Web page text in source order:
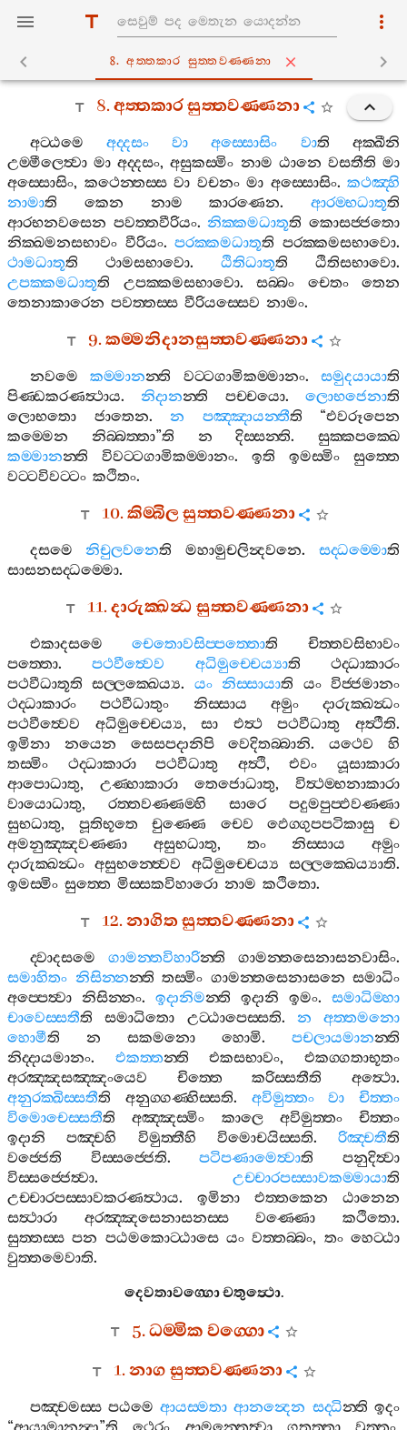
8. අත‍්තකාර සුත‍්තවණ‍්ණනා
8.අත‍්තකාරසුත‍්තවණ‍්ණනා
අට‍්ඨමෙ අද‍්දසං වා අස‍්සොසිං වාති
අක‍්ඛීනි
උම‍්මීලෙත්‍වා මා අද‍්දසං,අසුකස‍්මිං නාම ඨානෙ වසතීති මා
අස‍්සොසිං, කථෙන‍්තස‍්ස වා වචනං මා අස‍්සොසිං. කථඤ‍්හි
නාමාති කෙන නාම කාරණෙන. ආරම‍්භධාතූති
ආරභනවසෙන පවත‍්තවීරියං.නික‍්කමධාතූති කොසජ‍්ජතො
නික‍්ඛමනසභාවං වීරියං.පරක‍්කමධාතූති පරක‍්කමසභාවො.
ථාමධාතූති ථාමසභාවො. ඨිතිධාතූති ඨිතිසභාවො.
උපක‍්කමධාතූති උපක‍්කමසභාවො. සබ‍්බං චෙතං
තෙන
තෙනාකාරෙන පවත‍්තස‍්ස වීරියස‍්සෙව නාමං.
9.කම‍්මනිදානසුත‍්තවණ‍්ණනා
නවමෙ කම‍්මානන‍්ති වට‍්ටගාමිකම‍්මානං.සමුදයායාති
පිණ‍්ඩකරණත්‍ථාය.නිදානන‍්ති පච‍්චයො.ලොභජෙනාති
ලොභතො
ජාතෙන. න පඤ‍්ඤායන‍්තීති “එවරූපෙන
කම‍්මෙන
නිබ‍්බත‍්තා”ති න දිස‍්සන‍්ති. සුක‍්කපක‍්ඛෙ
කම‍්මානන‍්ති විවට‍්ටගාමිකම‍්මානං. ඉති ඉමස‍්මිං
සුත‍්තෙ
වට‍්ටවිවට‍්ටං කථිතං.
10.කිම‍්බිලසුත‍්තවණ‍්ණනා
දසමෙ නිචුලවනෙති මහාමුචලින්‍දවනෙ.සද‍්ධම‍්මොති
සාසනසද‍්ධම‍්මො.
11.දාරුක‍්ඛන්‍ධසුත‍්තවණ‍්ණනා
එකාදසමෙ චෙතොවසිප‍්පත‍්තොති
චිත‍්තවසිභාවං
පත‍්තො.පථවීත්‍වෙව අධිමුච‍්චෙය්‍යාති
ථද‍්ධාකාරං
පථවීධාතූති
සල‍්ලක‍්ඛෙය්‍ය. යං නිස‍්සායාති යං විජ‍්ජමානං
ථද‍්ධාකාරං
පථවීධාතුං නිස‍්සාය අමුං
දාරුක‍්ඛන්‍ධං
පථවීත්‍වෙව
අධිමුච‍්චෙය්‍ය,සා එත්‍ථ පථවීධාතු අත්‍ථීති.
ඉමිනා
නයෙන සෙසපදානිපි වෙදිතබ‍්බානි.යථෙව
හි
තස‍්මිං
ථද‍්ධාකාරා පථවීධාතු අත්‍ථි,එවං
යූසාකාරා
ආපොධාතු, උණ‍්හාකාරා තෙජොධාතු, විත්‍ථම‍්භනාකාරා
වායොධාතු, රත‍්තවණ‍්ණම‍්හි සාරෙ
පදුමපුප‍්ඵවණ‍්ණා
සුභධාතු, පූතිභූතෙ චුණ‍්ණෙ චෙව ඵෙග‍්ගුපපටිකාසු
ච
අමනුඤ‍්ඤවණ‍්ණා
අසුභධාතු, තං නිස‍්සාය
අමුං
දාරුක‍්ඛන්‍ධං අසුභන‍්ත්‍වෙව අධිමුච‍්චෙය්‍ය සල‍්ලක‍්ඛෙය්‍යාති.
ඉමස‍්මිං සුත‍්තෙ මිස‍්සකවිහාරො නාම කථිතො.
12.නාගිතසුත‍්තවණ‍්ණනා
ද‍්වාදසමෙ ගාමන‍්තවිහාරින‍්ති ගාමන‍්තසෙනාසනවාසිං.
සමාහිතං නිසින‍්නන‍්ති තස‍්මිං ගාමන‍්තසෙනාසනෙ සමාධිං
අප‍්පෙත්‍වා නිසින‍්නං. ඉදානිමන‍්ති ඉදානි ඉමං. සමාධිම‍්හා
චාවෙස‍්සතීති සමාධිතො උට‍්ඨාපෙස‍්සති. න
අත‍්තමනො
හොමීති න සකමනො හොමි. පචලායමානන‍්ති
නිද‍්දායමානං. එකත‍්තන‍්ති එකසභාවං,එකග‍්ගතාභූතං
අරඤ‍්ඤසඤ‍්ඤංයෙව
චිත‍්තෙ කරිස‍්සතීති අත්‍ථො.
අනුරක‍්ඛිස‍්සතීති අනුග‍්ගණ‍්හිස‍්සති. අවිමුත‍්තං වා
චිත‍්තං
විමොචෙස‍්සතීති අඤ‍්ඤස‍්මිං කාලෙ අවිමුත‍්තං
චිත‍්තං
ඉදානි
පඤ‍්චහි විමුත‍්තීහි විමොචයිස‍්සති. රිඤ‍්චතීති
වජ‍්ජෙති
විස‍්සජ‍්ජෙති.පටිපණාමෙත්‍වාති
පනුදිත්‍වා
විස‍්සජ‍්ජෙත්‍වා. උච‍්චාරපස‍්සාවකම‍්මායාති
උච‍්චාරපස‍්සාවකරණත්‍ථාය. ඉමිනා එත‍්තකෙන
ඨානෙන
සත්‍ථාරා
අරඤ‍්ඤසෙනාසනස‍්ස වණ‍්ණො කථිතො.
සුත‍්තස‍්ස පන පඨමකොට‍්ඨාසෙ යං වත‍්තබ‍්බං, තං හෙට‍්ඨා
වුත‍්තමෙවාති.
දෙවතාවග‍්ගොචතුත්‍ථො.
5.ධම‍්මිකවග‍්ගො
1.නාගසුත‍්තවණ‍්ණනා
පඤ‍්චමස‍්ස පඨමෙ ආයස‍්මතා ආනන්‍දෙන සද‍්ධින‍්ති ඉදං